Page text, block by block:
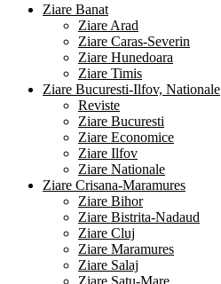
Ziare Banat
Ziare Arad
Ziare Caras-Severin
Ziare Hunedoara
Ziare Timis
Ziare Bucuresti-Ilfov, Nationale
Reviste
Ziare Bucuresti
Ziare Economice
Ziare Ilfov
Ziare Nationale
Ziare Crisana-Maramures
Ziare Bihor
Ziare Bistrita-Nadaud
Ziare Cluj
Ziare Maramures
Ziare Salaj
Ziare Satu-Mare